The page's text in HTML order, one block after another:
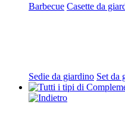
Barbecue Casette da
Sedie da giardino Set da